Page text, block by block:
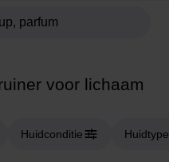
voor lichaam
Huidconditie Huidtype